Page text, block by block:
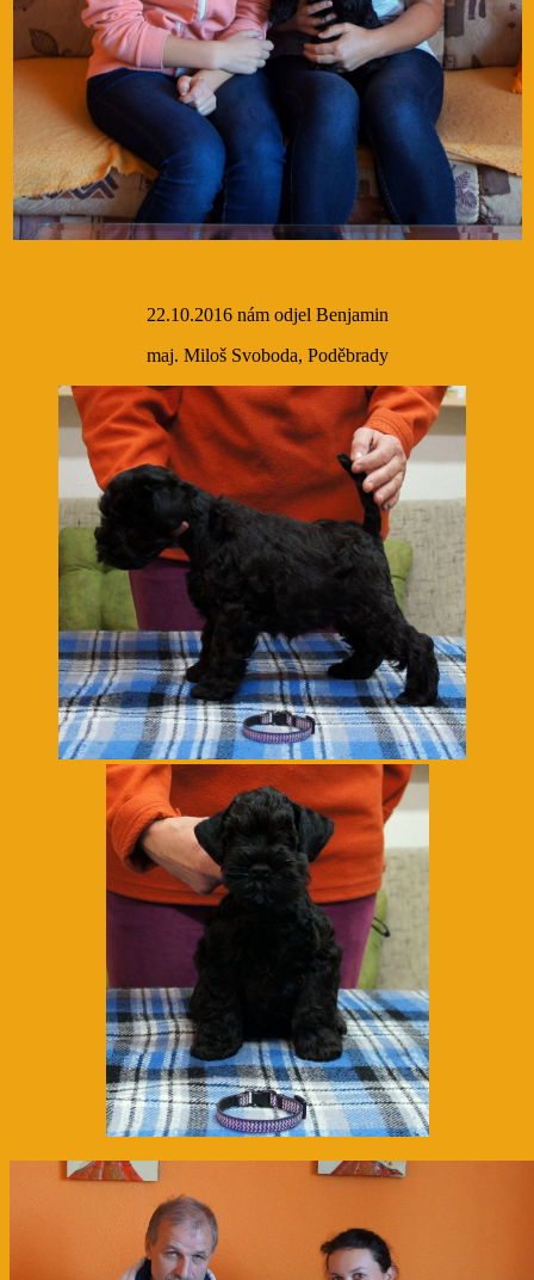
22.10.2016 nám odjel Benjamin
maj. Miloš Svoboda, Poděbrady